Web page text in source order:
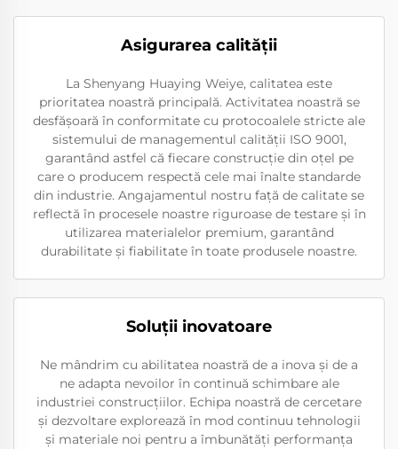
Asigurarea calității
La Shenyang Huaying Weiye, calitatea este
prioritatea noastră principală. Activitatea noastră se
desfășoară în conformitate cu protocoalele stricte ale
sistemului de managementul calității ISO 9001,
garantând astfel că fiecare construcție din oțel pe
care o producem respectă cele mai înalte standarde
din industrie. Angajamentul nostru față de calitate se
reflectă în procesele noastre riguroase de testare și în
utilizarea materialelor premium, garantând
durabilitate și fiabilitate în toate produsele noastre.
Soluţii inovatoare
Ne mândrim cu abilitatea noastră de a inova și de a
ne adapta nevoilor în continuă schimbare ale
industriei construcțiilor. Echipa noastră de cercetare
și dezvoltare explorează în mod continuu tehnologii
și materiale noi pentru a îmbunătăți performanța